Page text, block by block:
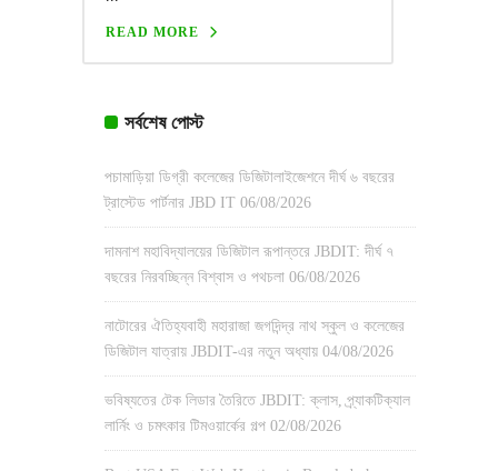
READ MORE
সর্বশেষ পোস্ট
পচামাড়িয়া ডিগ্রী কলেজের ডিজিটালাইজেশনে দীর্ঘ ৬ বছরের
ট্রাস্টেড পার্টনার JBD IT 06/08/2026
দামনাশ মহাবিদ্যালয়ের ডিজিটাল রূপান্তরে JBDIT: দীর্ঘ ৭
বছরের নিরবচ্ছিন্ন বিশ্বাস ও পথচলা 06/08/2026
নাটোরের ঐতিহ্যবাহী মহারাজা জগদিন্দ্র নাথ স্কুল ও কলেজের
ডিজিটাল যাত্রায় JBDIT-এর নতুন অধ্যায় 04/08/2026
ভবিষ্যতের টেক লিডার তৈরিতে JBDIT: ক্লাস, প্র্যাকটিক্যাল
লার্নিং ও চমৎকার টিমওয়ার্কের গল্প 02/08/2026